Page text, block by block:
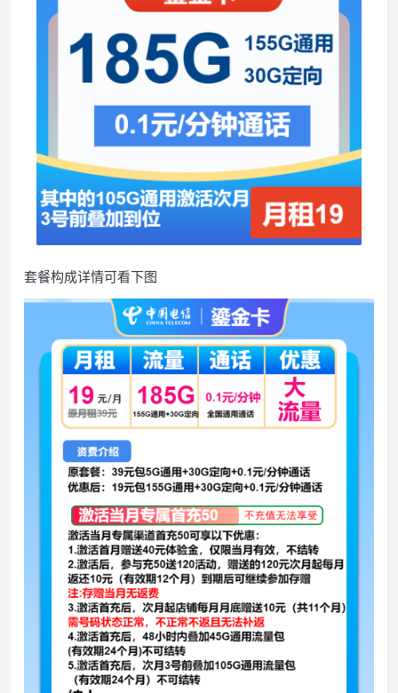
套餐构成详情可看下图